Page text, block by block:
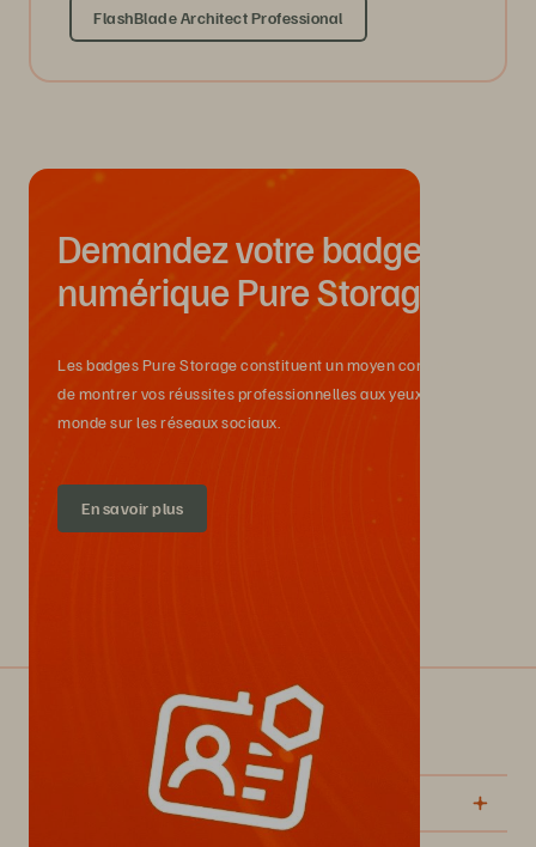
FlashBlade Architect Professional
Demandez votre badge
numérique Pure Storage
Les badges Pure Storage constituent un moyen commode
de montrer vos réussites professionnelles aux yeux du
monde sur les réseaux sociaux.
En savoir plus
Foire aux questions
Comment programmer un examen ?